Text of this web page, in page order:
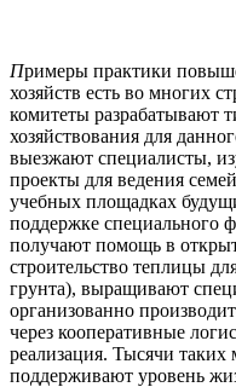
Примеры практики
хозяйств есть во многих
комитеты разрабатывают
хозяйствования для
выезжают специалисты,
проекты для ведения
учебных площадках
поддержке специального
получают помощь в
строительство теплицы
грунта), выращивают
организованно
через кооперативные
реализация. Тысячи
поддерживают уровень